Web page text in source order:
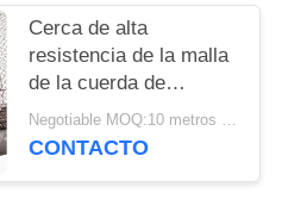
Cerca de alta
resistencia de la malla
de la cuerda de
alambre de acero
inoxidable para las
Negotiable MOQ:10 metros cuadrados
CONTACTO